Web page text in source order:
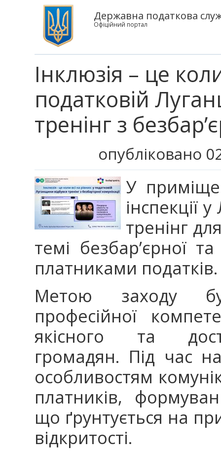
Державна податкова
Офіційний портал
Інклюзія – це
податковій
тренінг з
опубліковано
У
інспекції
тренінг
темі безбар’єрної
платниками
Метою заходу
професійної
якісного та
громадян. Під час
особливостям
платників,
що ґрунтується на
відкритості.